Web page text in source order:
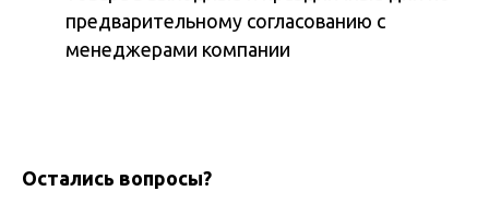
предварительному согласованию с
менеджерами компании
Остались вопросы?